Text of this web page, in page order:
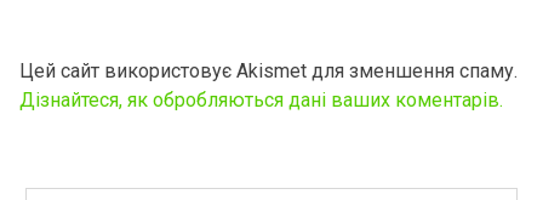
Цей сайт використовує Akismet для зменшення спаму.
Дізнайтеся, як обробляються дані ваших коментарів.